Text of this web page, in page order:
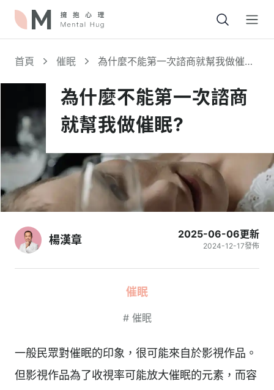
首頁 催眠
為什麼不能第一次諮商就幫我做催眠?
為什麼不能第一次諮商
就幫我做催眠? ​
楊漢章 2025-06-06更新
2024-12-17發佈
催眠
# 催眠
一般民眾對催眠的印象，很可能來自於影視作品。
但影視作品為了收視率可能放大催眠的元素，而容